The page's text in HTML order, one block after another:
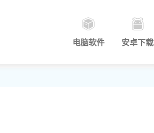
电脑软件 安卓下载